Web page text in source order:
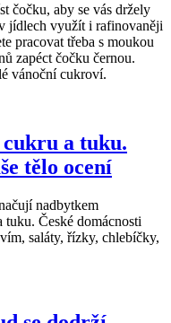
čočku, aby se vás držely
jídlech využít i rafinovaněji
pracovat třeba s moukou
zapéct čočku černou.
vánoční cukroví.
a tuku.
tělo ocení
nadbytkem
České domácnosti
saláty, řízky, chlebíčky,